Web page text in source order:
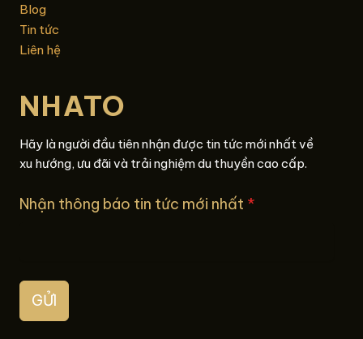
Blog
Tin tức
Liên hệ
NHATO
Hãy là người đầu tiên nhận được tin tức mới nhất về
xu hướng, ưu đãi và trải nghiệm du thuyền cao cấp.
Nhận thông báo tin tức mới nhất *
GỬI